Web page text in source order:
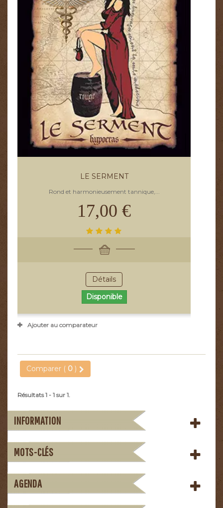
LE SERMENT
Rond et harmonieusement tannique,...
17,00 €
Détails
Disponible
Ajouter au comparateur
Comparer ( 0 )
Résultats 1 - 1 sur 1.
INFORMATION
MOTS-CLÉS
AGENDA